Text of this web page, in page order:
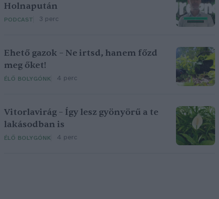
Holnapután
PODCAST 3 perc
Ehető gazok – Ne irtsd, hanem főzd
meg őket!
ÉLŐ BOLYGÓNK 4 perc
Vitorlavirág – Így lesz gyönyörű a te
lakásodban is
ÉLŐ BOLYGÓNK 4 perc